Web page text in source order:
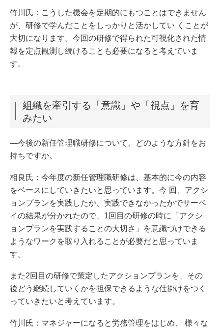
竹川氏：こうした機会を定期的にもつことはできません
が、研修で学んだことをしっかりと活かしてい くことが
大切になります。今回の研修で得られた可視化された情
報を定点観測し続けることも必要になると考えていま
す。
組織を牽引する「意識」や「視点」を育
みたい
―今後の新任管理職研修について、どのような方針をお
持ちですか。
相良氏：今年度の新任管理職研修は、基本的に今の内容
をベースにしていきたいと思っています。今 回、アクシ
ョンプランを実践したか、実践できなかったかでサーベ
イの結果が分かれたので、1回目の研修の時に「アクシ
ョンプランを実践することの大切さ」を意識づけできる
ようなワークを取り入れることが必要だと思っていま
す。
また2回目の研修で策定したアクションプランを、その
後どう継続していくかを担保できるような仕掛けをつく
っていきたいと考えています。
竹川氏：マネジャーになると労務管理をはじめ、 様々な